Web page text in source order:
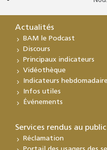
Actualités
BAM le Podcast
Discours
Principaux indicateurs
Vidéothèque
Indicateurs
Infos utiles
Événements
Services rendus au public
Réclamation